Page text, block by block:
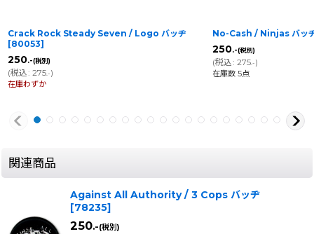
Crack Rock Steady Seven / Logo バッヂ
[80053]
250.-(税別)
(税込: 275.-)
在庫わずか
No-Cash / Ninjas バッ
250.-(税別)
(税込: 275.-)
在庫数 5点
関連商品
Against All Authority / 3 Cops バッヂ
[78235]
250.-(税別)